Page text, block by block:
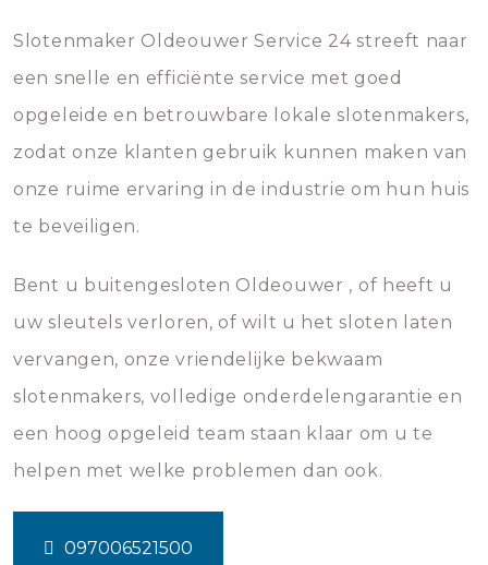
Slotenmaker Oldeouwer Service 24 streeft naar
een snelle en efficiënte service met goed
opgeleide en betrouwbare lokale slotenmakers,
zodat onze klanten gebruik kunnen maken van
onze ruime ervaring in de industrie om hun huis
te beveiligen.
Bent u buitengesloten Oldeouwer , of heeft u
uw sleutels verloren, of wilt u het sloten laten
vervangen, onze vriendelijke bekwaam
slotenmakers, volledige onderdelengarantie en
een hoog opgeleid team staan klaar om u te
helpen met welke problemen dan ook.
097006521500